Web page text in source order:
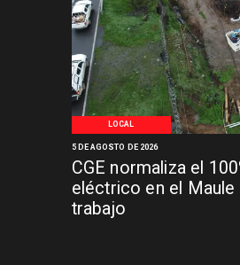
LOCAL
CGE normaliza el
eléctrico en el
trabajo
5 DE AGOSTO DE 2026